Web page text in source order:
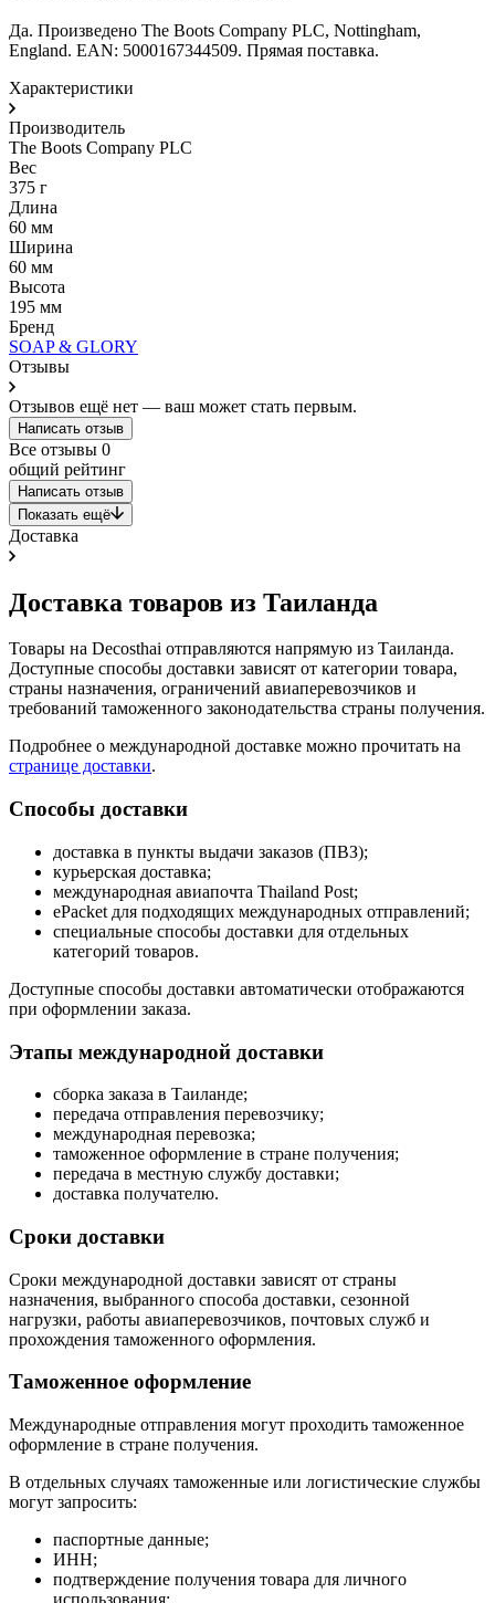
Да. Произведено The Boots Company PLC, Nottingham,
England. EAN: 5000167344509. Прямая поставка.
Характеристики
Производитель
The Boots Company PLC
Вес
375 г
Длина
60 мм
Ширина
60 мм
Высота
195 мм
Бренд
SOAP & GLORY
Отзывы
Отзывов ещё нет — ваш может стать первым.
Написать отзыв
Все отзывы 0
общий рейтинг
Написать отзыв
Показать ещё
Доставка
Доставка товаров из Таиланда
Товары на Decosthai отправляются напрямую из Таиланда.
Доступные способы доставки зависят от категории товара,
страны назначения, ограничений авиаперевозчиков и
требований таможенного законодательства страны получения.
Подробнее о международной доставке можно прочитать на
странице доставки.
Способы доставки
доставка в пункты выдачи заказов (ПВЗ);
курьерская доставка;
международная авиапочта Thailand Post;
ePacket для подходящих международных отправлений;
специальные способы доставки для отдельных
категорий товаров.
Доступные способы доставки автоматически отображаются
при оформлении заказа.
Этапы международной доставки
сборка заказа в Таиланде;
передача отправления перевозчику;
международная перевозка;
таможенное оформление в стране получения;
передача в местную службу доставки;
доставка получателю.
Сроки доставки
Сроки международной доставки зависят от страны
назначения, выбранного способа доставки, сезонной
нагрузки, работы авиаперевозчиков, почтовых служб и
прохождения таможенного оформления.
Таможенное оформление
Международные отправления могут проходить таможенное
оформление в стране получения.
В отдельных случаях таможенные или логистические службы
могут запросить:
паспортные данные;
ИНН;
подтверждение получения товара для личного